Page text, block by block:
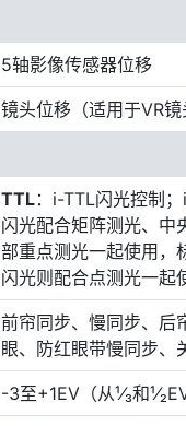
5轴影像传感器位移
镜头位移（适用于VR镜
TTL：i-TTL闪光控制
闪光配合矩阵测光、中
部重点测光一起使用，
闪光则配合点测光一起
前帘同步、慢同步、后
眼、防红眼带慢同步、
-3至+1EV（从¹⁄₃和